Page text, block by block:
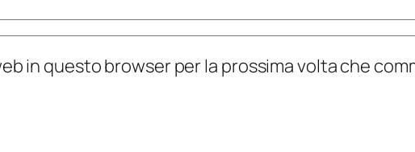
in questo browser per la prossima volta che